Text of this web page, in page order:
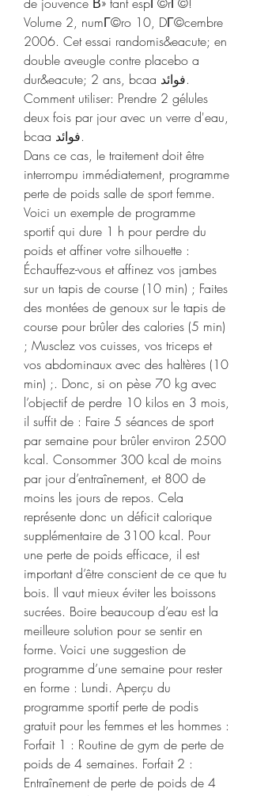
Volume 2, numГ©ro 10, DГ©cembre
2006. Cet essai randomis&eacute; en
double aveugle contre placebo a
dur&eacute; 2 ans, bcaa فوائد.
Comment utiliser: Prendre 2 gélules
deux fois par jour avec un verre d'eau,
bcaa فوائد.
Dans ce cas, le traitement doit être
interrompu immédiatement, programme
perte de poids salle de sport femme.
Voici un exemple de programme
sportif qui dure 1 h pour perdre du
poids et affiner votre silhouette :
Échauffez-vous et affinez vos jambes
sur un tapis de course (10 min) ; Faites
des montées de genoux sur le tapis de
course pour brûler des calories (5 min)
; Musclez vos cuisses, vos triceps et
vos abdominaux avec des haltères (10
min) ;. Donc, si on pèse 70 kg avec
l’objectif de perdre 10 kilos en 3 mois,
il suffit de : Faire 5 séances de sport
par semaine pour brûler environ 2500
kcal. Consommer 300 kcal de moins
par jour d’entraînement, et 800 de
moins les jours de repos. Cela
représente donc un déficit calorique
supplémentaire de 3100 kcal. Pour
une perte de poids efficace, il est
important d’être conscient de ce que tu
bois. Il vaut mieux éviter les boissons
sucrées. Boire beaucoup d’eau est la
meilleure solution pour se sentir en
forme. Voici une suggestion de
programme d’une semaine pour rester
en forme : Lundi. Aperçu du
programme sportif perte de podis
gratuit pour les femmes et les hommes :
Forfait 1 : Routine de gym de perte de
poids de 4 semaines. Forfait 2 :
Entraînement de perte de poids de 4